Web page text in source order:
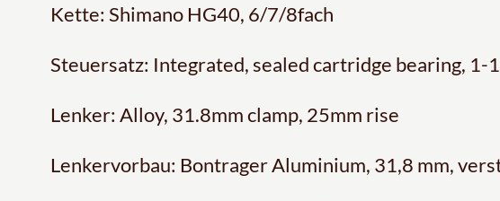
Kette: Shimano HG40, 6/7/8fach
Steuersatz: Integrated, sealed cartridge bearing,
Lenker: Alloy, 31.8mm clamp, 25mm rise
Lenkervorbau: Bontrager Aluminium, 31,8 mm,